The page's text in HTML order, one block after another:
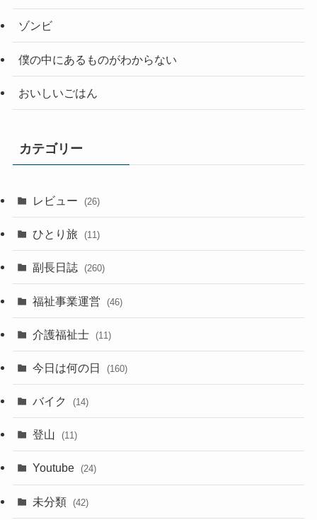
ゾンビ
僕の中にあるものがわからない
おいしいごはん
カテゴリー
レビュー (26)
ひとり旅 (11)
副長日誌 (260)
福祉事業運営 (46)
介護福祉士 (11)
今日は何の日 (160)
バイク (14)
登山 (11)
Youtube (24)
未分類 (42)